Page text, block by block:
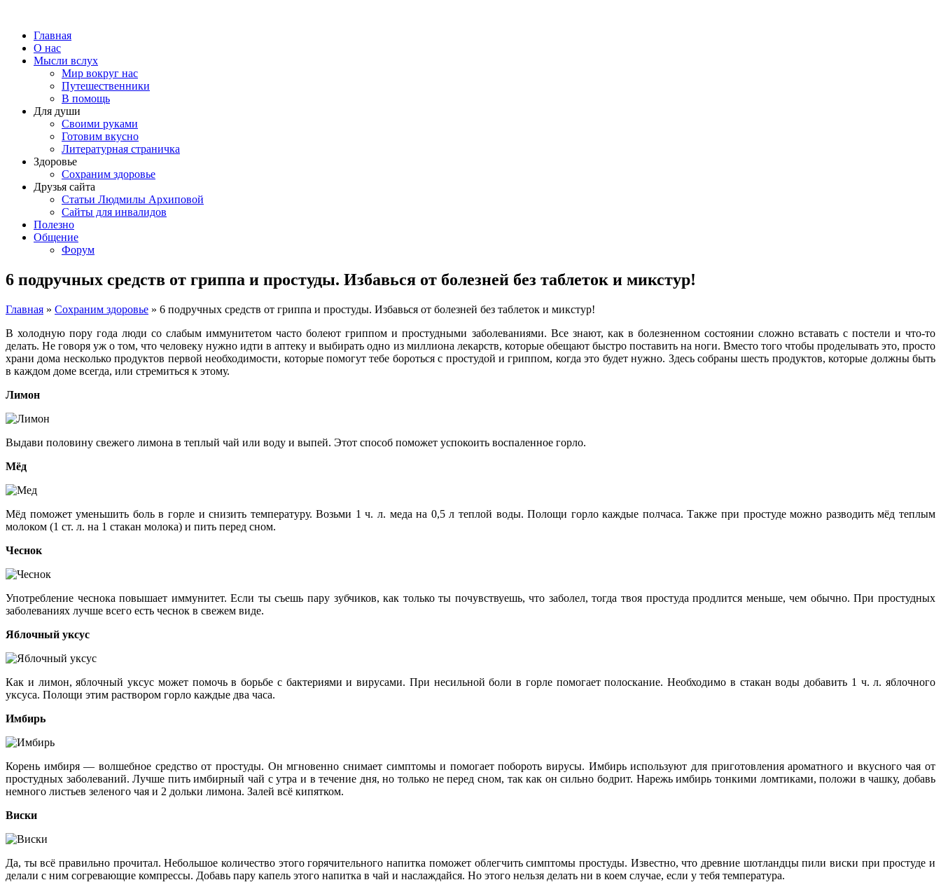
Главная
О нас
Мысли вслух
Мир вокруг нас
Путешественники
В помощь
Для души
Своими руками
Готовим вкусно
Литературная страничка
Здоровье
Сохраним здоровье
Друзья сайта
Статьи Людмилы Архиповой
Сайты для инвалидов
Полезно
Общение
Форум
6 подручных средств от гриппа и простуды. Избавься от болезней без таблеток и микстур!
Главная » Сохраним здоровье » 6 подручных средств от гриппа и простуды. Избавься от болезней без таблеток и микстур!
В холодную пору года люди со слабым иммунитетом часто болеют гриппом и простудными заболеваниями. Все знают, как в болезненном состоянии сложно вставать с постели и что-то
делать. Не говоря уж о том, что человеку нужно идти в аптеку и выбирать одно из миллиона лекарств, которые обещают быстро поставить на ноги. Вместо того чтобы проделывать это, просто
храни дома несколько продуктов первой необходимости, которые помогут тебе бороться с простудой и гриппом, когда это будет нужно. Здесь собраны шесть продуктов, которые должны быть
в каждом доме всегда, или стремиться к этому.
Лимон
Выдави половину свежего лимона в теплый чай или воду и выпей. Этот способ поможет успокоить воспаленное горло.
Мёд
Мёд поможет уменьшить боль в горле и снизить температуру. Возьми 1 ч. л. меда на 0,5 л теплой воды. Полощи горло каждые полчаса. Также при простуде можно разводить мёд теплым
молоком (1 ст. л. на 1 стакан молока) и пить перед сном.
Чеснок
Употребление чеснока повышает иммунитет. Если ты съешь пару зубчиков, как только ты почувствуешь, что заболел, тогда твоя простуда продлится меньше, чем обычно. При простудных
заболеваниях лучше всего есть чеснок в свежем виде.
Яблочный уксус
Как и лимон, яблочный уксус может помочь в борьбе с бактериями и вирусами. При несильной боли в горле помогает полоскание. Необходимо в стакан воды добавить 1 ч. л. яблочного
уксуса. Полощи этим раствором горло каждые два часа.
Имбирь
Корень имбиря — волшебное средство от простуды. Он мгновенно снимает симптомы и помогает побороть вирусы. Имбирь используют для приготовления ароматного и вкусного чая от
простудных заболеваний. Лучше пить имбирный чай с утра и в течение дня, но только не перед сном, так как он сильно бодрит. Нарежь имбирь тонкими ломтиками, положи в чашку, добавь
немного листьев зеленого чая и 2 дольки лимона. Залей всё кипятком.
Виски
Да, ты всё правильно прочитал. Небольшое количество этого горячительного напитка поможет облегчить симптомы простуды. Известно, что древние шотландцы пили виски при простуде и
делали с ним согревающие компрессы. Добавь пару капель этого напитка в чай и наслаждайся. Но этого нельзя делать ни в коем случае, если у тебя температура.